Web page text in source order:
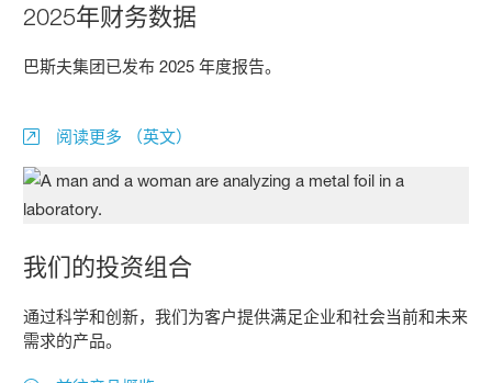
2025年财务数据
巴斯夫集团已发布 2025 年度报告。
阅读更多 （英文）
我们的投资组合
通过科学和创新，我们为客户提供满足企业和社会当前和未来
需求的产品。